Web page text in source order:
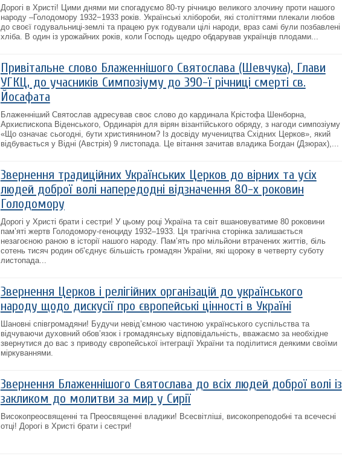
Дорогі в Христі! Цими днями ми спогадуємо 80-ту річницю великого злочину проти нашого
народу –Голодомору 1932−1933 років. Українські хлібороби, які століттями плекали любов
до своєї годувальниці-землі та працею рук годували цілі народи, враз самі були позбавлені
хліба. В один із урожайних років, коли Господь щедро обдарував українців плодами...
Привітальне слово Блаженнішого Святослава (Шевчука), Глави
УГКЦ, до учасників Симпозіуму до 390-ї річниці смерті св.
Йосафата
Блаженніший Святослав адресував своє слово до кардинала Крістофа Шенборна,
Архиєпископа Віденського, Ординарія для вірян візантійського обряду, з нагоди симпозіуму
«Що означає сьогодні, бути християнином? Із досвіду мучеництва Східних Церков», який
відбувається у Відні (Австрія) 9 листопада. Це вітання зачитав владика Богдан (Дзюрах),...
Звернення традиційних Українських Церков до вірних та усіх
людей доброї волі напередодні відзначення 80-х роковин
Голодомору
Дорогі у Христі брати і сестри! У цьому році Україна та світ вшановуватиме 80 роковини
пам’яті жертв Голодомору-геноциду 1932–1933. Ця трагічна сторінка залишається
незагоєною раною в історії нашого народу. Пам’ять про мільйони втрачених життів, біль
сотень тисяч родин об’єднує більшість громадян України, які щороку в четверту суботу
листопада...
Звернення Церков і релігійних організацій до українського
народу щодо дискусії про європейські цінності в Україні
Шановні співгромадяни! Будучи невід’ємною частиною українського суспільства та
відчуваючи духовний обов’язок і громадянську відповідальність, вважаємо за необхідне
звернутися до вас з приводу європейської інтеграції України та поділитися деякими своїми
міркуваннями.
Звернення Блаженнішого Святослава до всіх людей доброї волі із
закликом до молитви за мир у Сирії
Високопреосвященні та Преосвященні владики! Всесвітліші, високопреподобні та всечесні
отці! Дорогі в Христі брати і сестри!